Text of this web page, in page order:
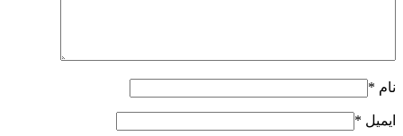
نام *
ایمیل *